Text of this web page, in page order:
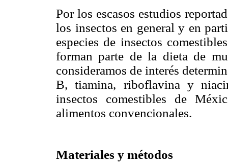
Por los escasos estudios
los insectos en general y en
especies de insectos
forman parte de la dieta de
consideramos de interés
B, tiamina, riboflavina y
insectos comestibles de
alimentos convencionales.
Materiales y métodos